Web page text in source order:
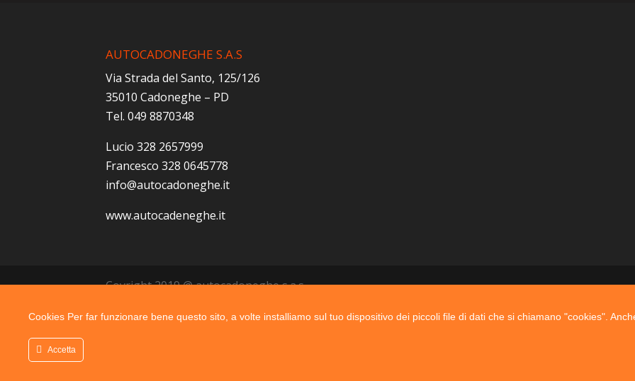
AUTOCADONEGHE S.A.S
Via Strada del Santo, 125/126
35010 Cadoneghe – PD
Tel. 049 8870348
Lucio 328 2657999
Francesco 328 0645778
info@autocadoneghe.it
www.autocadeneghe.it
Coyright 2019 @ autocadoneghe s.a.s.
Cookies Per far funzionare bene questo sito, a volte installiamo sul tuo dispositivo dei piccoli file di dati che si chiamano "cookies".
Accetta